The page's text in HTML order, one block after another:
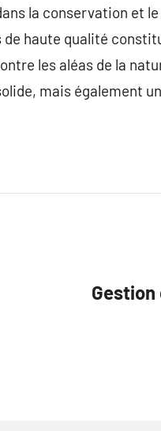
la conservation et
haute qualité
les aléas de la
mais également
Gestion